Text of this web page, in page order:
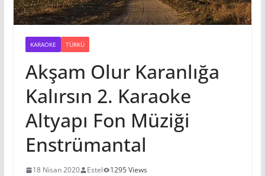
KARAOKE TÜRKÜ
Akşam Olur Karanlığa
Kalırsın 2. Karaoke
Altyapı Fon Müziği
Enstrümantal
18 Nisan 2020 Estel 1295 Views